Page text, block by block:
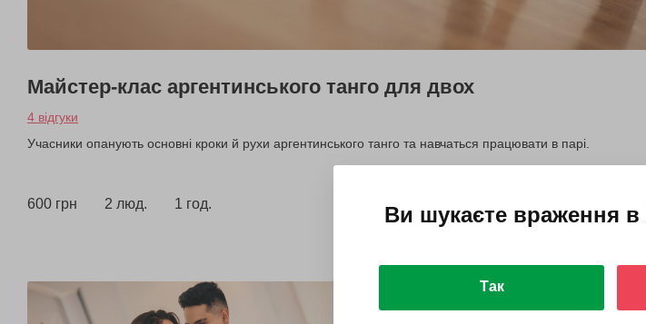
Майстер-клас аргентинського танго для двох
4 відгуки
Учасники опанують основні кроки й рухи аргентинського танго та навчаться працювати в парі.
600 грн 2 люд. 1 год. Ви шукаєте враження в
Так